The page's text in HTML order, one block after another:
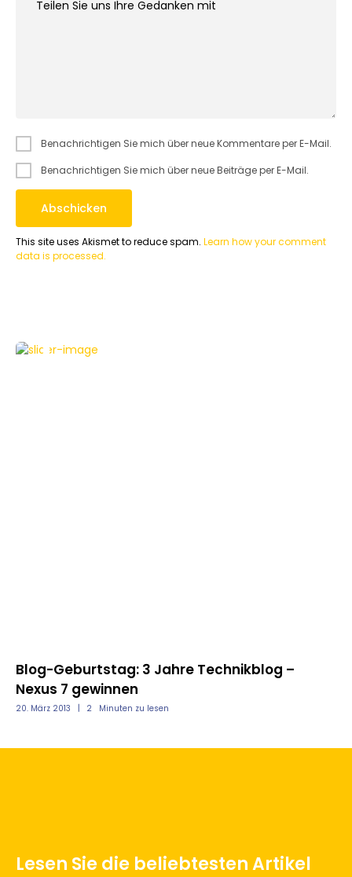
Benachrichtigen Sie mich über neue Kommentare per E-Mail.
Benachrichtigen Sie mich über neue Beiträge per E-Mail.
This site uses Akismet to reduce spam. Learn how your comment
data is processed.
Lesen Sie die beliebtesten Artikel
TECHNIKBLOG
Blog-Geburtstag: 3 Jahre Technikblog –
Nexus 7 gewinnen
20. März 2013 2 Minuten zu lesen